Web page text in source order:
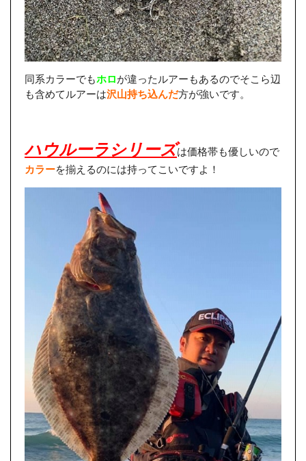
同系カラーでもホロが違ったルアーもあるのでそこら辺
も含めてルアーは沢山持ち込んだ方が強いです。
ハウルーラシリーズは価格帯も優しいので
カラーを揃えるのには持ってこいですよ！